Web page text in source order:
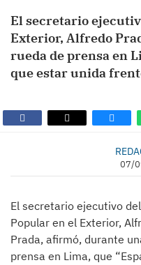
El secretario
Exterior, Alfredo
rueda de prensa en
que estar unida
07/
El secretario ejecutivo
Popular en el Exterior,
Prada, afirmó, durante
prensa en Lima, que